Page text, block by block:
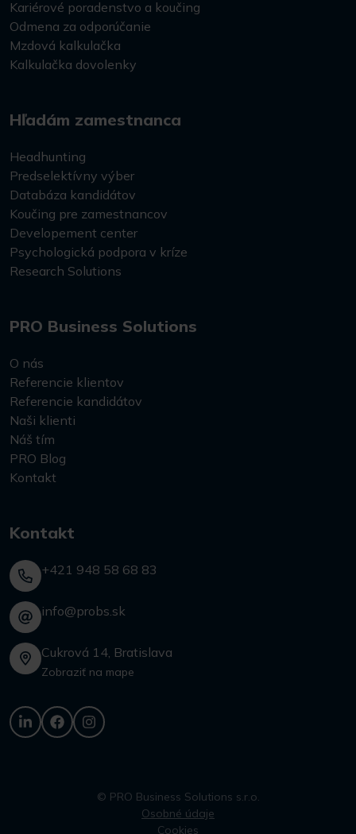
Kariérové poradenstvo a koučing
Odmena za odporúčanie
Mzdová kalkulačka
Kalkulačka dovolenky
Hľadám zamestnanca
Headhunting
Predselektívny výber
Databáza kandidátov
Koučing pre zamestnancov
Developement center
Psychologická podpora v kríze
Research Solutions
PRO Business Solutions
O nás
Referencie klientov
Referencie kandidátov
Naši klienti
Náš tím
PRO Blog
Kontakt
Kontakt
+421 948 58 68 83
info@probs.sk
Cukrová 14, Bratislava
Zobraziť na mape
© PRO Business Solutions s.r.o.
Osobné údaje
Cookies